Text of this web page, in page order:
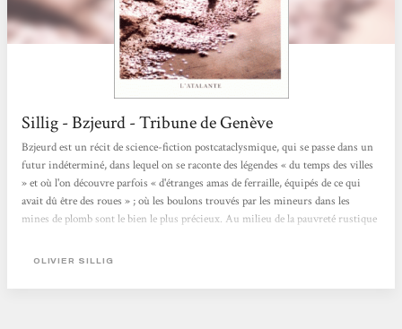
Sillig - Bzjeurd - Tribune de Genève
Bzjeurd est un récit de science-fiction postcataclysmique, qui se passe dans un
futur indéterminé, dans lequel on se raconte des légendes « du temps des villes
» et où l'on découvre parfois « d'étranges amas de ferraille, équipés de ce qui
avait dû être des roues » ; où les boulons trouvés par les mineurs dans les
mines de plomb sont le bien le plus précieux. Au milieu de la pauvreté rustique
modernité disparue, ce qui renforce le sentiment d'étrangeté. Le ton de ce
OLIVIER SILLIG